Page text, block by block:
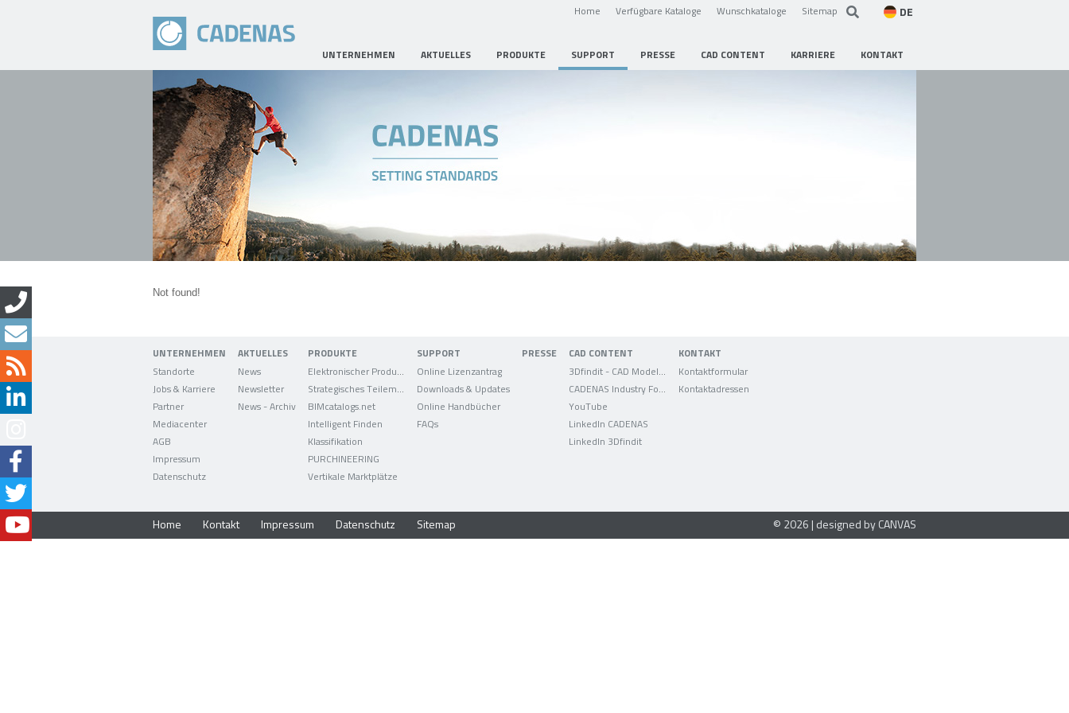
Home Verfügbare Kataloge Wunschkataloge Sitemap DE
UNTERNEHMEN AKTUELLES PRODUKTE SUPPORT PRESSE CAD CONTENT KARRIERE KONTAKT
Not found!
UNTERNEHMEN
Standorte
Jobs & Karriere
Partner
Mediacenter
AGB
Impressum
Datenschutz
AKTUELLES
News
Newsletter
News - Archiv
PRODUKTE
BIMcatalogs.net
Intelligent Finden
Klassifikation
PURCHINEERING
Vertikale Marktplätze
SUPPORT
Online Lizenzantrag
Downloads & Updates
Online Handbücher
FAQs
PRESSE CAD CONTENT
YouTube
LinkedIn CADENAS
LinkedIn 3Dfindit
KONTAKT
Kontaktformular
Kontaktadressen
Home Kontakt Impressum Datenschutz Sitemap © 2026 | designed by CANVAS